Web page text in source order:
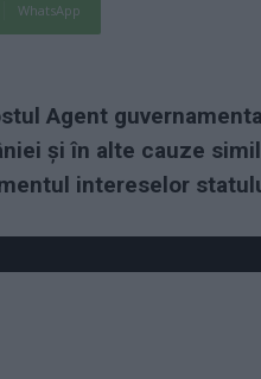
WhatsApp
Agent
şi în alte cauze
intereselor